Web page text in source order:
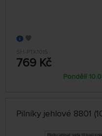
SH-PTK1015
769 Kč
Pondělí
Pilníky jehlové 8801